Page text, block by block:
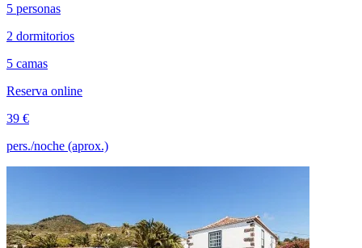
5 personas
2 dormitorios
5 camas
Reserva online
39 €
pers./noche (aprox.)